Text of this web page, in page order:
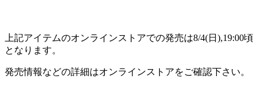
上記アイテムのオンラインストアでの発売は8/4(日),19:00頃
となります。
発売情報などの詳細はオンラインストアをご確認下さい。